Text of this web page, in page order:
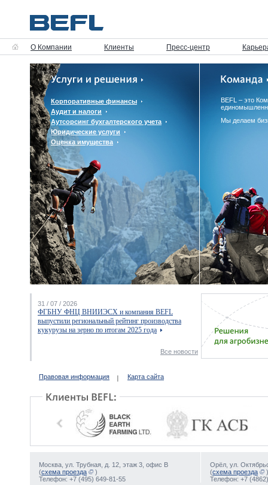
О Компании Клиенты Пресс-центр
Корпоративные финансы
Аудит и налоги
Аутсорсинг бухгалтерского учета
Юридические услуги
Оценка имущества
BEFL – это
Мы делаем
31 / 07 / 2026
ФГБНУ ФНЦ ВНИИЭСХ и компания BEFL
выпустили региональный рейтинг производства
кукурузы на зерно по итогам 2025 года
Все новости
Правовая информация Карта сайта
Москва, ул. Трубная, д. 12, этаж 3, офис В
(схема проезда
)
Телефон: +7 (495) 649-81-55
Орёл, ул.
(схема проезда
)
Телефон: +7